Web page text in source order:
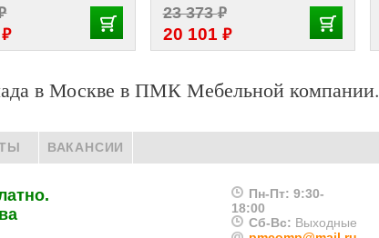
₽
23 373₽
20 101 ₽
в Москве в ПМК Мебельной компании.
ВАКАНСИИ
Пн-Пт:9:30-
18:00
Сб-Вс: Выходные